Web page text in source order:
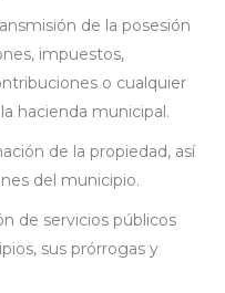
de la posesión
impuestos,
o cualquier
hacienda municipal.
de la propiedad, así
del municipio.
de servicios públicos
sus prórrogas y